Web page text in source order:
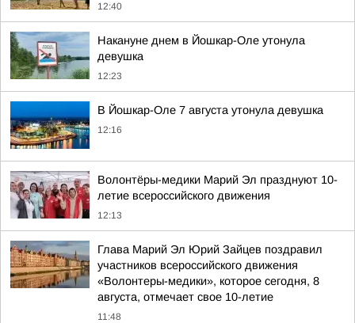
12:40
Накануне днем в Йошкар-Оле утонула
девушка
12:23
В Йошкар-Оле 7 августа утонула девушка
12:16
Волонтёры-медики Марий Эл празднуют 10-
летие всероссийского движения
12:13
Глава Марий Эл Юрий Зайцев поздравил
участников всероссийского движения
«Волонтеры-медики», которое сегодня, 8
августа, отмечает свое 10-летие
11:48